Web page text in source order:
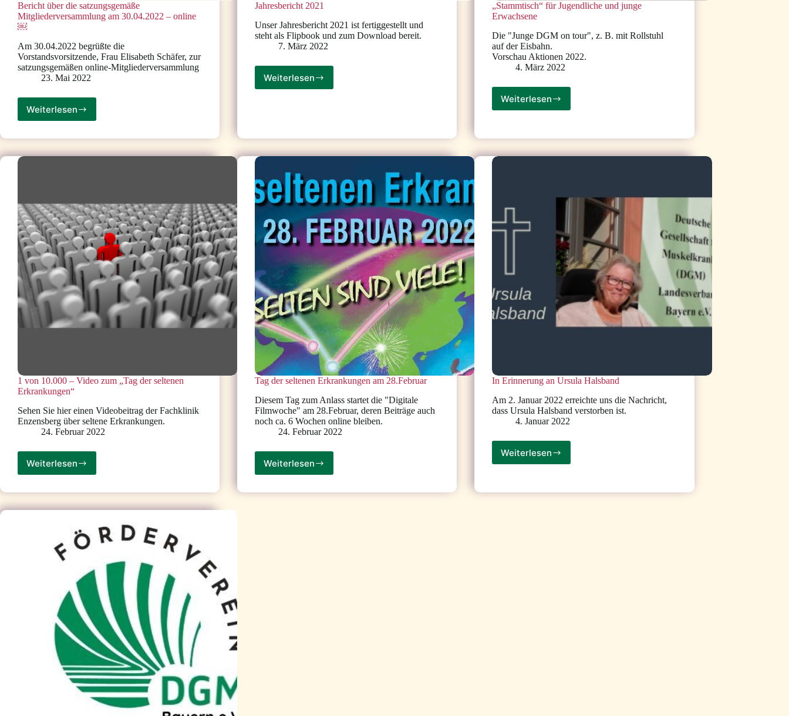
Bericht über die satzungsgemäße
Mitgliederversammlung am 30.04.2022 – online
￼
Am 30.04.2022 begrüßte die
Vorstandsvorsitzende, Frau Elisabeth Schäfer, zur
satzungsgemäßen online-Mitgliederversammlung
23. Mai 2022
Weiterlesen
Bericht
die
Mitgliederversammlung
online
￼
Jahresbericht 2021
Unser Jahresbericht 2021 ist fertiggestellt und
steht als Flipbook und zum Download bereit.
7. März 2022
WeiterlesenJahresbericht
„Stammtisch“ für Jugendliche und junge
Erwachsene
Die "Junge DGM on tour", z. B. mit Rollstuhl
auf der Eisbahn.
Vorschau Aktionen 2022.
4. März 2022
Weiterlesen„Stammtisch“
und
Erwachsene
1 von 10.000 – Video zum „Tag der seltenen
Erkrankungen“
Sehen Sie hier einen Videobeitrag der Fachklinik
Enzensberg über seltene Erkrankungen.
24. Februar 2022
Weiterlesen
1
10.000
Video
„Tag
der
seltenen
Erkrankungen“
Tag der seltenen Erkrankungen am 28.Februar
Diesem Tag zum Anlass startet die "Digitale
Filmwoche" am 28.Februar, deren Beiträge auch
noch ca. 6 Wochen online bleiben.
24. Februar 2022
Weiterlesen
Tag
seltenen
In Erinnerung an Ursula Halsband
Am 2. Januar 2022 erreichte uns die Nachricht,
dass Ursula Halsband verstorben ist.
4. Januar 2022
Weiterlesen
In
Ursula